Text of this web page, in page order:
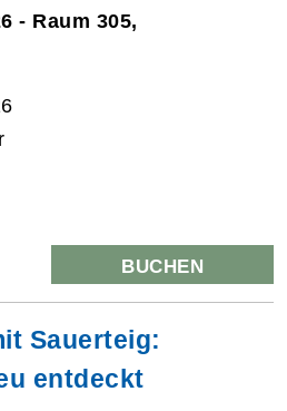
- Raum 305,
BUCHEN
Sauerteig:
entdeckt